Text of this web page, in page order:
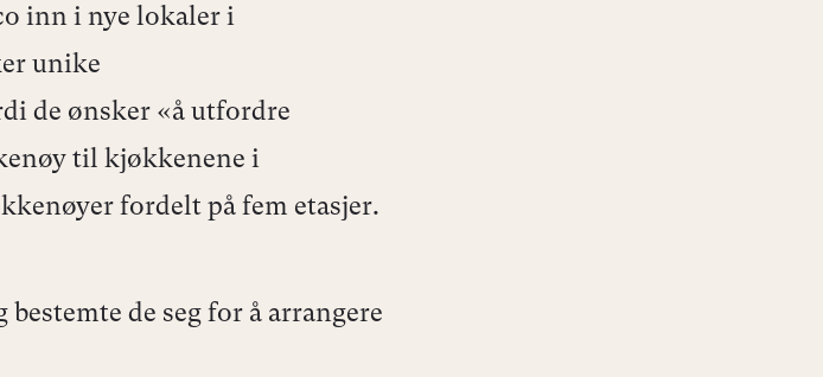
inn i nye lokaler i
unike
de ønsker «å utfordre
til kjøkkenene i
fordelt på fem etasjer.
de seg for å arrangere